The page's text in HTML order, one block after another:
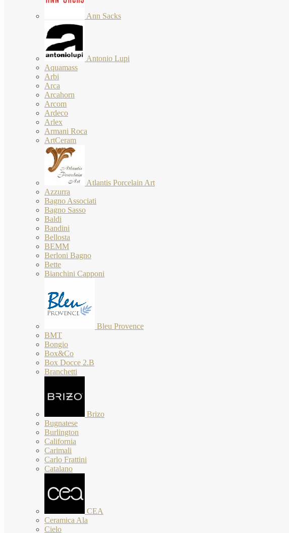
Ann Sacks
Antonio Lupi
Aquamass
Arbi
Arca
Arcahorn
Arcom
Ardeco
Arlex
Armani Roca
ArtCeram
Atlantis Porcelain Art
Azzurra
Bagno Associati
Bagno Sasso
Baldi
Bandini
Bellosta
BEMM
Berloni Bagno
Bette
Bianchini Capponi
Bleu Provence
BMT
Bongio
Box&Co
Box Docce 2.B
Branchetti
Brizo
Bugnatese
Burlington
California
Carimali
Carlo Frattini
Catalano
CEA
Ceramica Ala
Cielo